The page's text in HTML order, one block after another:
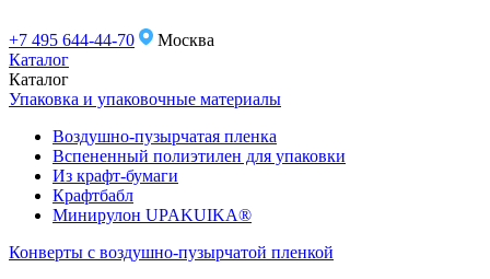
+7 495 644-44-70
Москва
Каталог
Каталог
Упаковка и упаковочные материалы
Воздушно-пузырчатая пленка
Вспененный полиэтилен для упаковки
Из крафт-бумаги
Крафтбабл
Минирулон UPAKUIKA®
Конверты с воздушно-пузырчатой пленкой